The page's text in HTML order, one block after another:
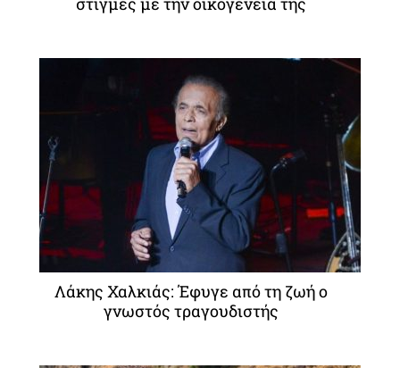
Λάκης Χαλκιάς: Έφυγε από τη ζωή ο
γνωστός τραγουδιστής